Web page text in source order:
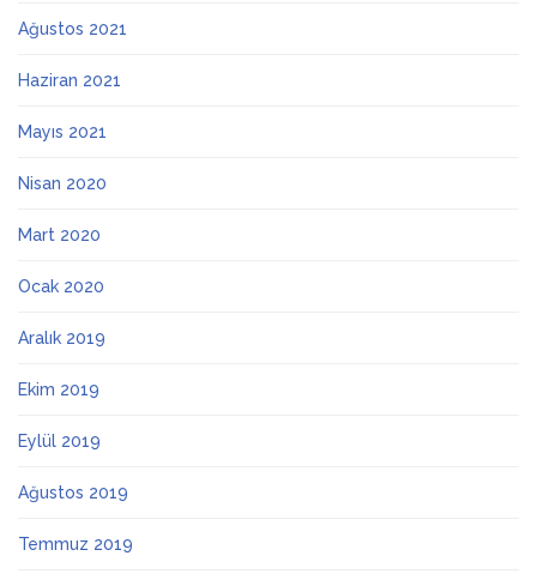
Ağustos 2021
Haziran 2021
Mayıs 2021
Nisan 2020
Mart 2020
Ocak 2020
Aralık 2019
Ekim 2019
Eylül 2019
Ağustos 2019
Temmuz 2019